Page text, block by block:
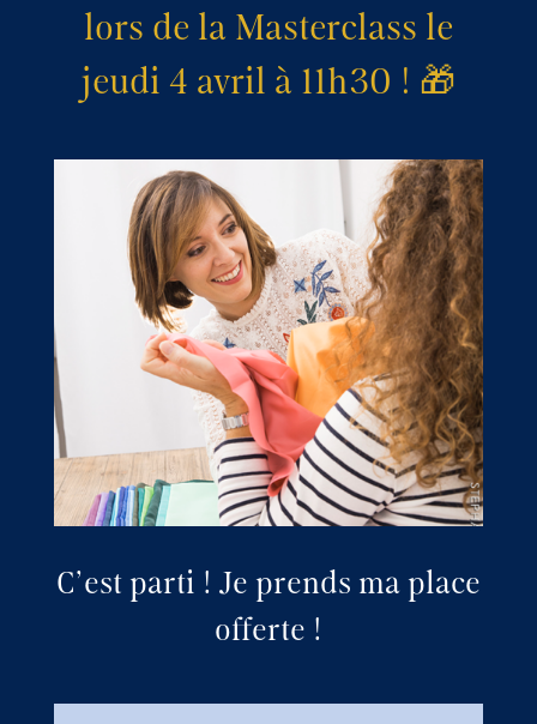
lors de la Masterclass le
jeudi 4 avril à 11h30 ! 🎁
C’est parti ! Je prends ma place
offerte !